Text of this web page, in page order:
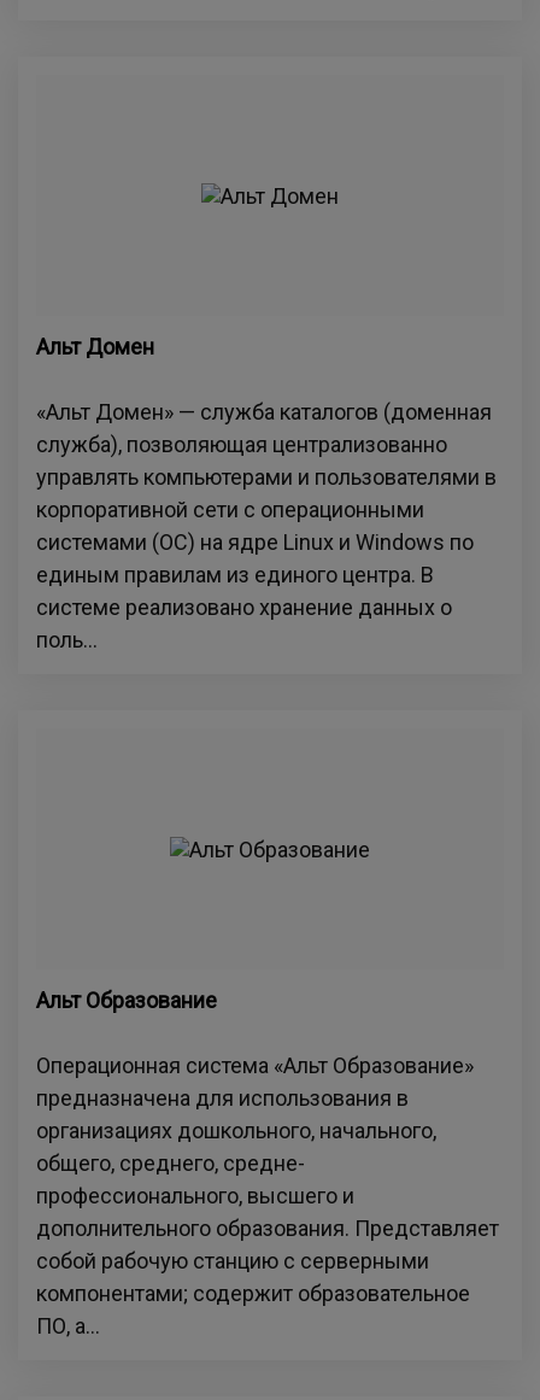
Альт Домен
«Альт Домен» — служба каталогов (доменная
служба), позволяющая централизованно
управлять компьютерами и пользователями в
корпоративной сети с операционными
системами (ОС) на ядре Linux и Windows по
единым правилам из единого центра. В
системе реализовано хранение данных о
поль...
Альт Образование
Операционная система «Альт Образование»
предназначена для использования в
организациях дошкольного, начального,
общего, среднего, средне-
профессионального, высшего и
дополнительного образования. Представляет
собой рабочую станцию с серверными
компонентами; содержит образовательное
ПО, а...